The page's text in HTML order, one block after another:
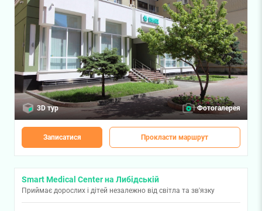
3D тур Фотогалерея
Записатися Прокласти маршрут
Smart Medical Center на Либідській
Приймає дорослих і дітей незалежно від світла та зв'язку